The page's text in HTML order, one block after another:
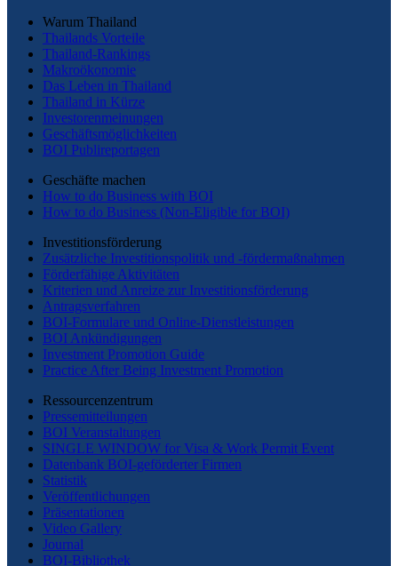
Warum Thailand
Thailands Vorteile
Thailand-Rankings
Makroökonomie
Das Leben in Thailand
Thailand in Kürze
Investorenmeinungen
Geschäftsmöglichkeiten
BOI Publireportagen
Geschäfte machen
How to do Business with BOI
How to do Business (Non-Eligible for BOI)
Investitionsförderung
Zusätzliche Investitionspolitik und -fördermaßnahmen
Förderfähige Aktivitäten
Kriterien und Anreize zur Investitionsförderung
Antragsverfahren
BOI-Formulare und Online-Dienstleistungen
BOI Ankündigungen
Investment Promotion Guide
Practice After Being Investment Promotion
Ressourcenzentrum
Pressemitteilungen
BOI Veranstaltungen
SINGLE WINDOW for Visa & Work Permit Event
Datenbank BOI-geförderter Firmen
Statistik
Veröffentlichungen
Präsentationen
Video Gallery
Journal
BOI-Bibliothek